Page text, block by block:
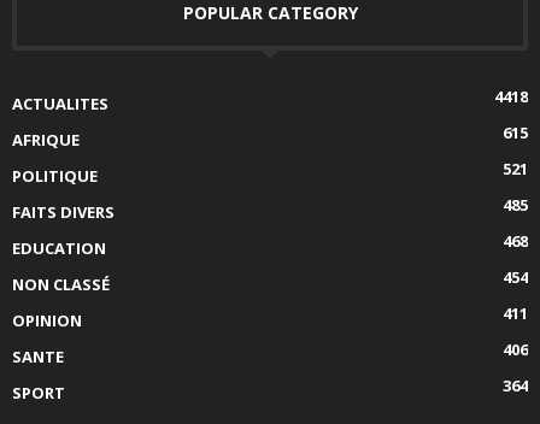
POPULAR CATEGORY
ACTUALITES
4418
AFRIQUE
615
POLITIQUE
521
FAITS DIVERS
485
EDUCATION
468
NON CLASSÉ
454
OPINION
411
SANTE
406
SPORT
364